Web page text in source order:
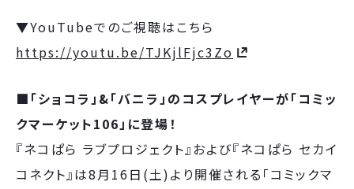
▼YouTubeでのご視聴はこちら
https://youtu.be/TJKjlFjc3Zo
■「ショコラ」&「バニラ」のコスプレイヤーが「コミッ
クマーケット106」に登場！
『ネコぱら ラブプロジェクト』および『ネコぱら セカイ
コネクト』は8月16日(土)より開催される「コミックマ